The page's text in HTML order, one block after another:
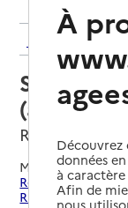
Retour aux
Service
(aide) –
Rieumes,
Mis à jour le07/
Rechercher les
Rieumes.
À
Découvrez
données
à
Afin de
nous